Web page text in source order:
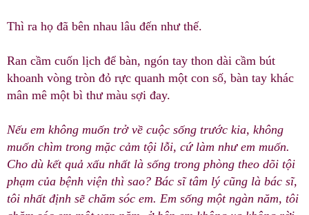
Thì ra họ đã bên nhau lâu đến như thế.
Ran cầm cuốn lịch để bàn, ngón tay thon dài cầm bút
khoanh vòng tròn đỏ rực quanh một con số, bàn tay khác
mân mê một bì thư màu sợi đay.
Nếu em không muốn trở về cuộc sống trước kia, không
muốn chìm trong mặc cảm tội lỗi, cứ làm như em muốn.
Cho dù kết quả xấu nhất là sống trong phòng theo dõi tội
phạm của bệnh viện thì sao? Bác sĩ tâm lý cũng là bác sĩ,
tôi nhất định sẽ chăm sóc em. Em sống một ngàn năm, tôi